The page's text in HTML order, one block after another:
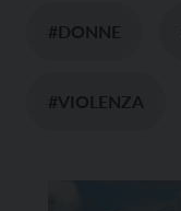
#DONNE
#VIOLENZA